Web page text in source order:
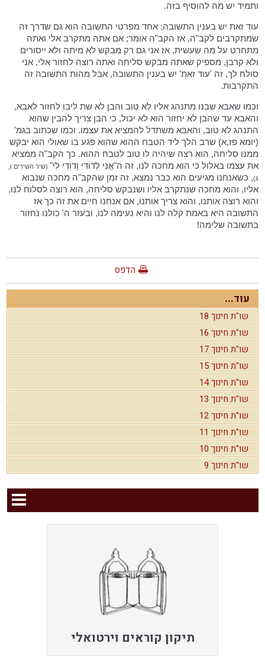
ותמיד יש מה להוסיף בזה.
עוד זאת יש בענין התשובה; אחד מפרטי התשובה הוא גם שדרך זה
שמתקרבים לקב"ה, אז הקב"ה אומר; אם אתה מתקרב אלי ואתה
מתחרט על מה שעשית, אז אני גם רק מבקש לא מיתה ולא ייסורים
ולא קרבן, מספיק שאתה מבקש סליחה ואתה רוצה לחזור אלי, אני
סולח לך, זה 'עוד זאת' יש בענין התשובה, אבל מהות התשובה זה
התקרבות.
וכמו שאבא שבנו מתנהג אליו לא טוב והבן לא שת ליבו לחזור לאבא,
והאבא עד שהבן לא יחזור הוא לא יכול, כי הבן צריך להבין שהוא
התנהג לא טוב, והאבא משתדל להמציא את עצמו. וכמו שכתוב בגמ'
(יומא פז,א) שרב הלך ליד הטבח ההוא שהוא פגע בו שאולי הוא יבקש
ממנו סליחה, הוא רצה שיהיה לו טוב לטבח ההוא. כך הקב"ה ממציא
את עצמו באלול כי הוא מחכה לנו, זה ה"אֲנִי לְדוֹדִי וְדוֹדִי לִי" (שיר השירים ו,
ג), כשאנחנו מגיעים הוא כבר נמצא, זה זמן שהקב"ה מחכה שנבוא
אליו, והוא מחכה שנתקרב אליו ושנבקש סליחה, הוא רוצה לסלוח לנו,
והוא רוצה אותנו, והוא צריך אותנו, אם אנחנו חיים את זה כך אז
התשובה היא באמת קלה לנו והיא נעימה לנו, ובעזר ה' כולנו נחזור
בתשובה שלימה!
הדפס
עוד...
שו"ת חינוך 18
שו"ת חינוך 16
שו"ת חינוך 17
שו"ת חינוך 15
שו"ת חינוך 14
שו"ת חינוך 13
שו"ת חינוך 12
שו"ת חינוך 11
שו"ת חינוך 10
שו"ת חינוך 9
תיקון קוראים וירטואלי